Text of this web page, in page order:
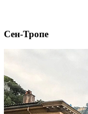
Сен-Тропе